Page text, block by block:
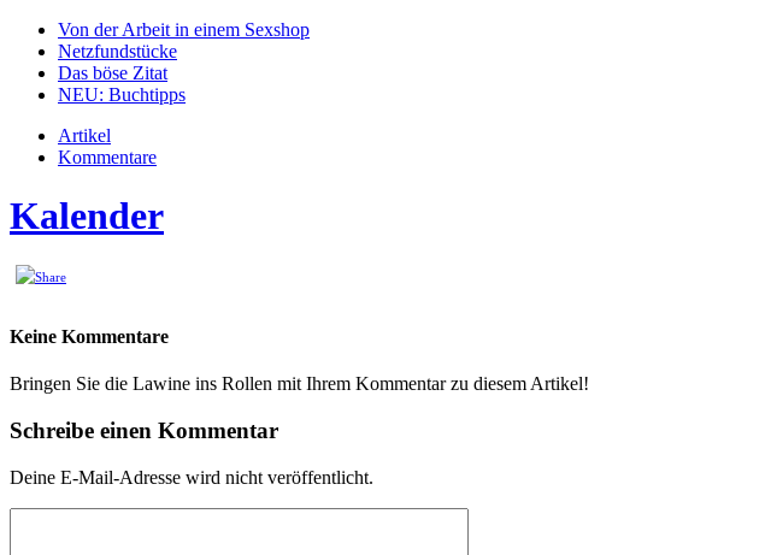
Von der Arbeit in einem Sexshop
Netzfundstücke
Das böse Zitat
NEU: Buchtipps
Artikel
Kommentare
Kalender
Keine Kommentare
Bringen Sie die Lawine ins Rollen mit Ihrem Kommentar zu diesem Artikel!
Schreibe einen Kommentar
Deine E-Mail-Adresse wird nicht veröffentlicht.